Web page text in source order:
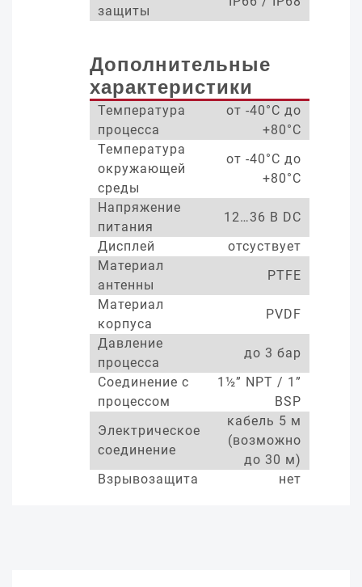
защиты
Дополнительные
характеристики
Температура
процесса
от -40°С до
+80°С
Температура
окружающей
среды
от -40°С до
+80°С
Напряжение
питания
12…36 В DC
Дисплей
отсуствует
Материал
антенны
PTFE
Материал
корпуса
PVDF
Давление
процесса
до 3 бар
Соединение с
процессом
1½” NPT / 1”
BSP
Электрическое
соединение
кабель 5 м
(возможно
до 30 м)
Взрывозащита
нет